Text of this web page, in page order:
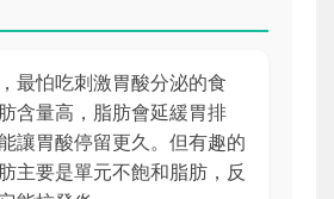
最怕吃刺激胃酸分泌的食
含量高，脂肪會延緩胃排
讓胃酸停留更久。但有趣的
主要是單元不飽和脂肪，反